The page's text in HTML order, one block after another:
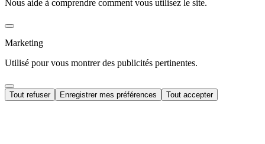
Nous aide à comprendre comment vous utilisez le site.
Marketing
Utilisé pour vous montrer des publicités pertinentes.
Tout refuser Enregistrer mes préférences Tout accepter